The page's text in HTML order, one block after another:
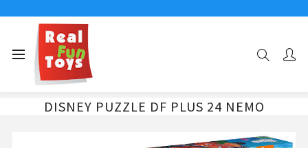
Αρχική σελίδα DISNEY PUZZLE DF PLUS 24 NEMO
DISNEY PUZZLE DF PLUS 24 NEMO